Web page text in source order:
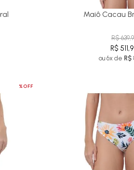
Maiô Cacau
R$
R$
ou 6x de R$
%OFF